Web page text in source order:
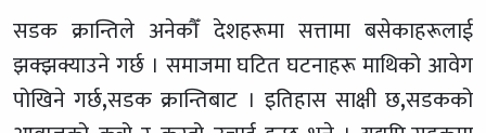
सडक क्रान्तिले अनेकौँ देशहरूमा सत्तामा बसेकाहरूलाई
झक्झक्याउने गर्छ । समाजमा घटित घटनाहरू माथिको आवेग
पोखिने गर्छ,सडक क्रान्तिबाट । इतिहास साक्षी छ,सडकको